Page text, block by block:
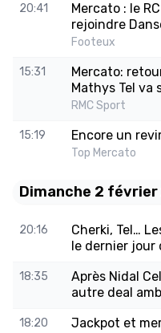
20:41
Mercato : le
rejoindre
Footeux
15:31
Mercato:
Mathys Tel va
RMC Sport
15:19 Encore un
Top Mercato
Dimanche 2
20:16
Cherki, Tel…
le dernier jour
18:35
Après Nidal
autre deal
18:20 Jackpot et